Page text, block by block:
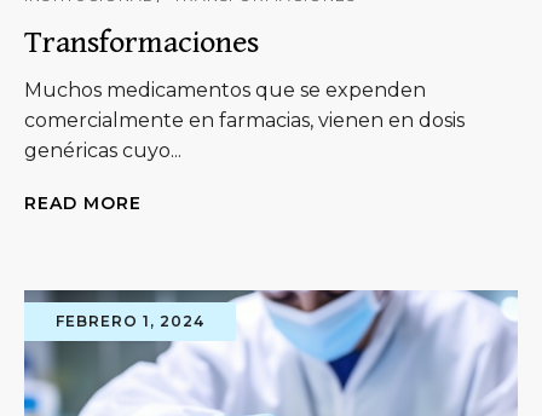
Transformaciones
Muchos medicamentos que se expenden
comercialmente en farmacias, vienen en dosis
genéricas cuyo...
READ MORE
FEBRERO 1, 2024